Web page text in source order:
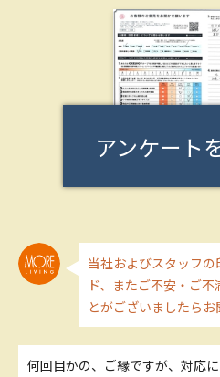
アンケート
当社およびスタッフ
ド、またご不安・ご
とがございましたらお
何回目かの、ご縁ですが、対応